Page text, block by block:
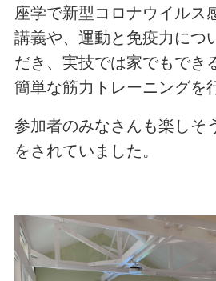
座学で新型コロナウイルス
講義や、運動と免疫力につ
だき、実技では家でもでき
簡単な筋力トレーニングを
参加者のみなさんも楽しそ
をされていました。